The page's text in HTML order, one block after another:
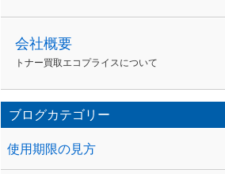
会社概要
トナー買取エコプライスについて
ブログカテゴリー
使用期限の見方